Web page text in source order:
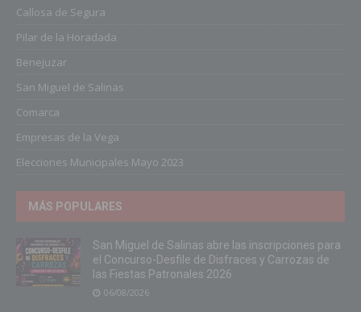
Callosa de Segura
Pilar de la Horadada
Benejuzar
San Miguel de Salinas
Comarca
Empresas de la Vega
Elecciones Municipales Mayo 2023
MÁS POPULARES
San Miguel de Salinas abre las inscripciones para
el Concurso-Desfile de Disfraces y Carrozas de
las Fiestas Patronales 2026
06/08/2026